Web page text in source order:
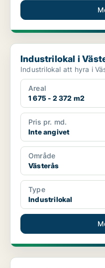
Industrilokal i Västerås
Industrilokal i
Industrilokal att hyra i
Areal
1 675 - 2 372 m2
Pris pr. md.
Inte angivet
Område
Västerås
Type
Industrilokal
Industrilokal i Täby